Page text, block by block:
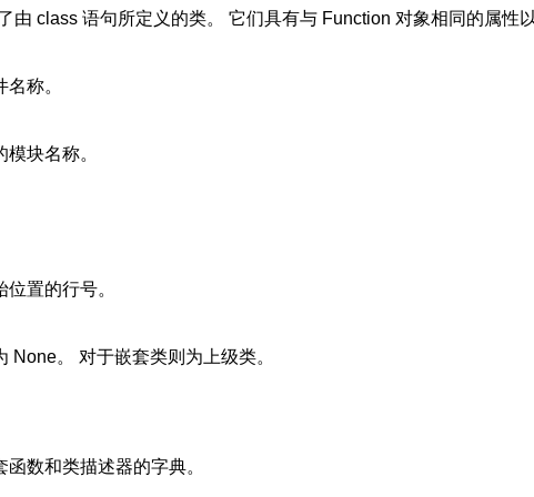
由 class 语句所定义的类。 它们具有与 Function 对象相同的属性
称。
块名称。
置的行号。
None。 对于嵌套类则为上级类。
数和类描述器的字典。